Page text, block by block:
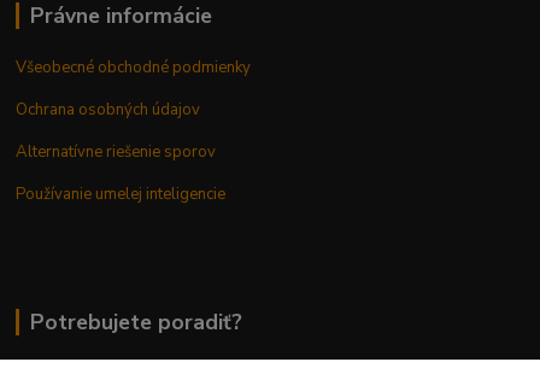
Právne informácie
Všeobecné obchodné podmienky
Ochrana osobných údajov
Alternatívne riešenie sporov
Používanie umelej inteligencie
Potrebujete poradiť?